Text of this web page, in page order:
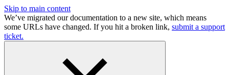
Skip to main content
We’ve migrated our documentation to a new site, which means
some URLs have changed. If you hit a broken link, submit a support
ticket.